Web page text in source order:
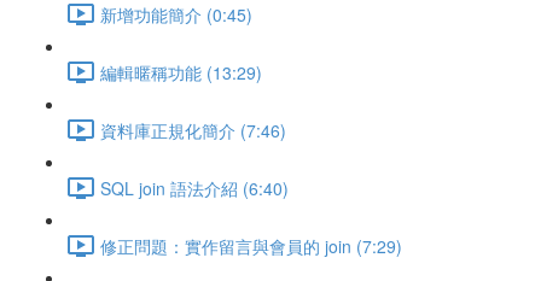
新增功能簡介 (0:45)
編輯暱稱功能 (13:29)
資料庫正規化簡介 (7:46)
SQL join 語法介紹 (6:40)
修正問題：實作留言與會員的 join (7:29)